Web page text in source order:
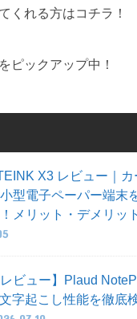
くれる方はコチラ！
ピックアップ中！
X3 レビュー｜
型電子ペーパー端末
メリット・デメリッ
レビュー】Plaud
字起こし性能を徹底